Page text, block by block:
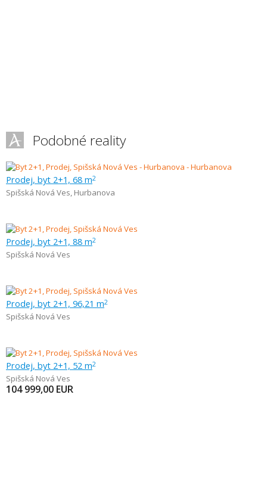
Podobné reality
Prodej, byt 2+1, 68 m2
Spišská Nová Ves, Hurbanova
Prodej, byt 2+1, 88 m2
Spišská Nová Ves
Prodej, byt 2+1, 96,21 m2
Spišská Nová Ves
Prodej, byt 2+1, 52 m2
Spišská Nová Ves
104 999,00 EUR